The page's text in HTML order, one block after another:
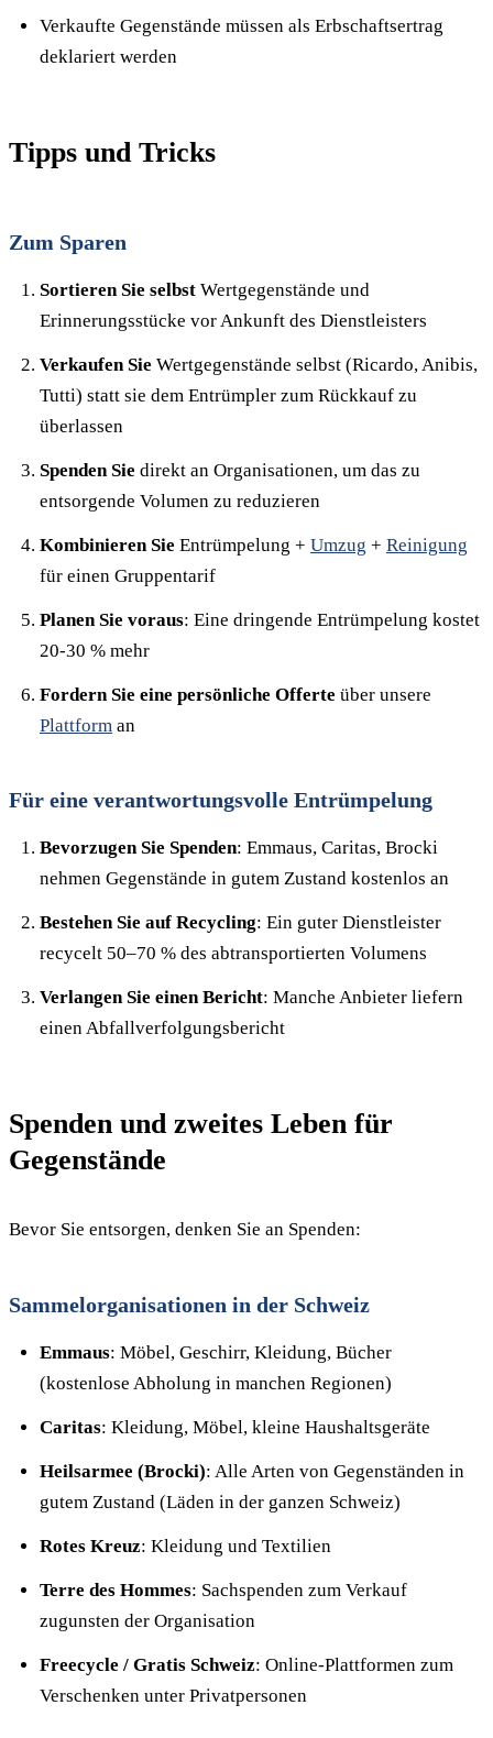
Verkaufte Gegenstände müssen als Erbschaftsertrag
deklariert werden
Tipps und Tricks
Zum Sparen
Sortieren Sie selbst Wertgegenstände und
Erinnerungsstücke vor Ankunft des Dienstleisters
Verkaufen Sie Wertgegenstände selbst (Ricardo, Anibis,
Tutti) statt sie dem Entrümpler zum Rückkauf zu
überlassen
Spenden Sie direkt an Organisationen, um das zu
entsorgende Volumen zu reduzieren
Kombinieren Sie Entrümpelung + Umzug + Reinigung
für einen Gruppentarif
Planen Sie voraus: Eine dringende Entrümpelung kostet
20-30 % mehr
Fordern Sie eine persönliche Offerte über unsere
Plattform an
Für eine verantwortungsvolle Entrümpelung
Bevorzugen Sie Spenden: Emmaus, Caritas, Brocki
nehmen Gegenstände in gutem Zustand kostenlos an
Bestehen Sie auf Recycling: Ein guter Dienstleister
recycelt 50–70 % des abtransportierten Volumens
Verlangen Sie einen Bericht: Manche Anbieter liefern
einen Abfallverfolgungsbericht
Spenden und zweites Leben für
Gegenstände
Bevor Sie entsorgen, denken Sie an Spenden:
Sammelorganisationen in der Schweiz
Emmaus: Möbel, Geschirr, Kleidung, Bücher
(kostenlose Abholung in manchen Regionen)
Caritas: Kleidung, Möbel, kleine Haushaltsgeräte
Heilsarmee (Brocki): Alle Arten von Gegenständen in
gutem Zustand (Läden in der ganzen Schweiz)
Rotes Kreuz: Kleidung und Textilien
Terre des Hommes: Sachspenden zum Verkauf
zugunsten der Organisation
Freecycle / Gratis Schweiz: Online-Plattformen zum
Verschenken unter Privatpersonen